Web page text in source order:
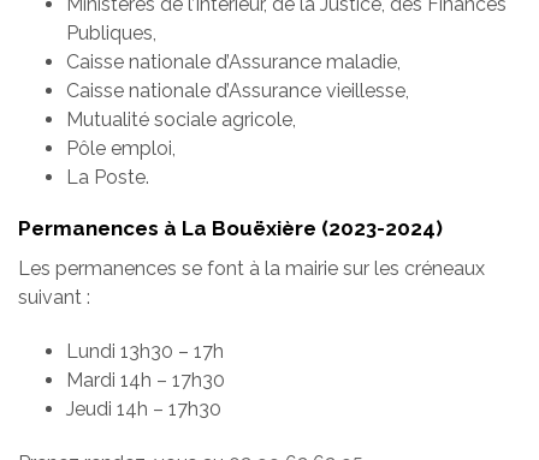
Publiques,
Caisse nationale d’Assurance maladie,
Caisse nationale d’Assurance vieillesse,
Mutualité sociale agricole,
Pôle emploi,
La Poste.
Permanences à La Bouëxière (2023-2024)
Les permanences se font à la mairie sur les créneaux
suivant :
Lundi 13h30 – 17h
Mardi 14h – 17h30
Jeudi 14h – 17h30